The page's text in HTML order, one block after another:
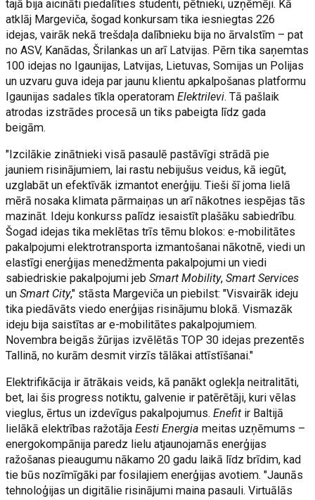
tajā bija aicināti piedalīties studenti, pētnieki, uzņēmēji. Kā
atklāj Margeviča, šogad konkursam tika iesniegtas 226
idejas, vairāk nekā trešdaļa dalībnieku bija no ārvalstīm – pat
no ASV, Kanādas, Šrilankas un arī Latvijas. Pērn tika saņemtas
100 idejas no Igaunijas, Latvijas, Lietuvas, Somijas un Polijas
un uzvaru guva ideja par jaunu klientu apkalpošanas platformu
Igaunijas sadales tīkla operatoramElektrilevi. Tā pašlaik
atrodas izstrādes procesā un tiks pabeigta līdz gada
beigām.
"Izcilākie zinātnieki visā pasaulē pastāvīgi strādā pie
jauniem risinājumiem, lai rastu nebijušus veidus, kā iegūt,
uzglabāt un efektīvāk izmantot enerģiju. Tieši šī joma lielā
mērā nosaka klimata pārmaiņas un arī nākotnes iespējas tās
mazināt. Ideju konkurss palīdz iesaistīt plašāku sabiedrību.
Šogad idejas tika meklētas trīs tēmu blokos: e-mobilitātes
pakalpojumi elektrotransporta izmantošanai nākotnē, viedi un
elastīgi enerģijas menedžmenta pakalpojumi un viedi
sabiedriskie pakalpojumi jebSmart Mobility,Smart Services
un Smart City," stāsta Margeviča un piebilst: "Visvairāk ideju
tika piedāvāts viedo enerģijas risinājumu blokā. Vismazāk
ideju bija saistītas ar e-mobilitātes pakalpojumiem.
Novembra beigās žūrijas izvēlētās TOP 30 idejas prezentēs
Tallinā, no kurām desmit virzīs tālākai attīstīšanai."
Elektrifikācija ir ātrākais veids, kā panākt oglekļa neitralitāti,
bet, lai šis progress notiktu, galvenie ir patērētāji, kuri vēlas
vieglus, ērtus un izdevīgus pakalpojumus.Enefit ir Baltijā
lielākā elektrības ražotāja Eesti Energia meitas uzņēmums –
energokompānija paredz lielu atjaunojamās enerģijas
ražošanas pieaugumu nākamo 20 gadu laikā līdz brīdim, kad
tie būs nozīmīgāki par fosilajiem enerģijas avotiem. "Jaunās
tehnoloģijas un digitālie risinājumi maina pasauli. Virtuālās